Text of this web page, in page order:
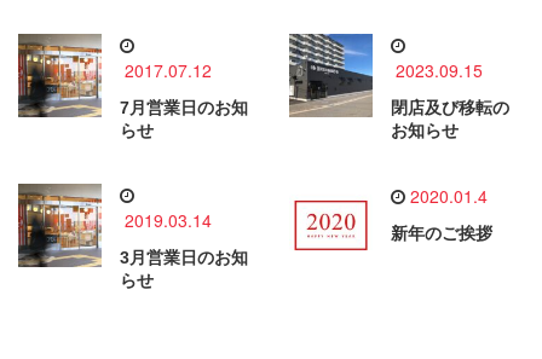
2017.07.12
7月営業日のお知
らせ
2023.09.15
閉店及び移転の
お知らせ
2019.03.14
3月営業日のお知
らせ
2020.01.4
新年のご挨拶